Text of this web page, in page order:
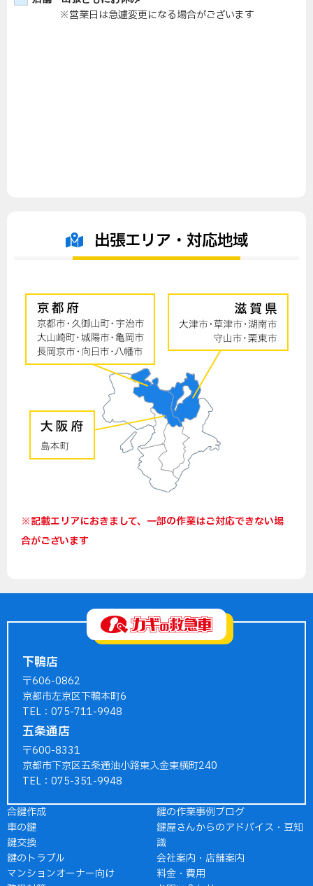
※営業日は急遽変更になる場合がございます
出張エリア・対応地域
※記載エリアにおきまして、一部の作業はご対応できない場
合がございます
下鴨店
〒606-0862
京都市左京区下鴨本町6
TEL：075-711-9948
五条通店
〒600-8331
京都市下京区五条通油小路東入金東横町240
TEL：075-351-9948
合鍵作成
車の鍵
鍵交換
鍵のトラブル
マンションオーナー向け
鍵の作業事例ブログ
鍵屋さんからのアドバイス・豆知
識
会社案内・店舗案内
料金・費用